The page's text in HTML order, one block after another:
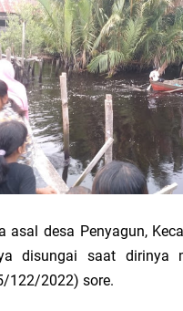
asal desa Penyagun,
disungai saat dirinya
122/2022) sore.